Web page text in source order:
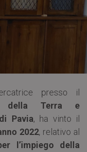
presso il
della Terra e
Pavia, ha vinto il
2022, relativo al
l’impiego della